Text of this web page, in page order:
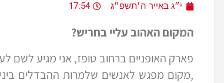
י״ג באייר ה׳תשפ״ג 17:54
המקום האהוב עליי בחריש?
פארק האופניים ברחוב טופז, אני מגיע לשם
,מקום מפגש לאנשים שלמרות ההבדלים